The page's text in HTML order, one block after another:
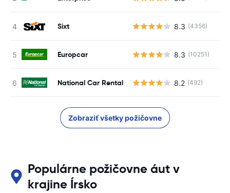
Sixt 8.3 (4356)
Europcar 8.3 (10251)
National Car Rental 8.2 (492)
Zobraziť všetky požičovne
Populárne požičovne áut v
krajine Írsko